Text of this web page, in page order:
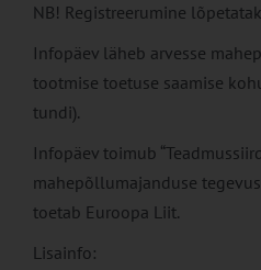
NB! Registreerumine
Infopäev läheb arvesse
tootmise toetuse saamise
tundi).
Infopäev toimub
mahepõllumajanduse
toetab Euroopa Liit.
Lisainfo: